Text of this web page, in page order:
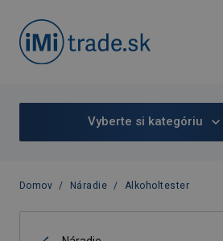
Vyberte si kategóriu
Domov / Náradie / Alkoholtester